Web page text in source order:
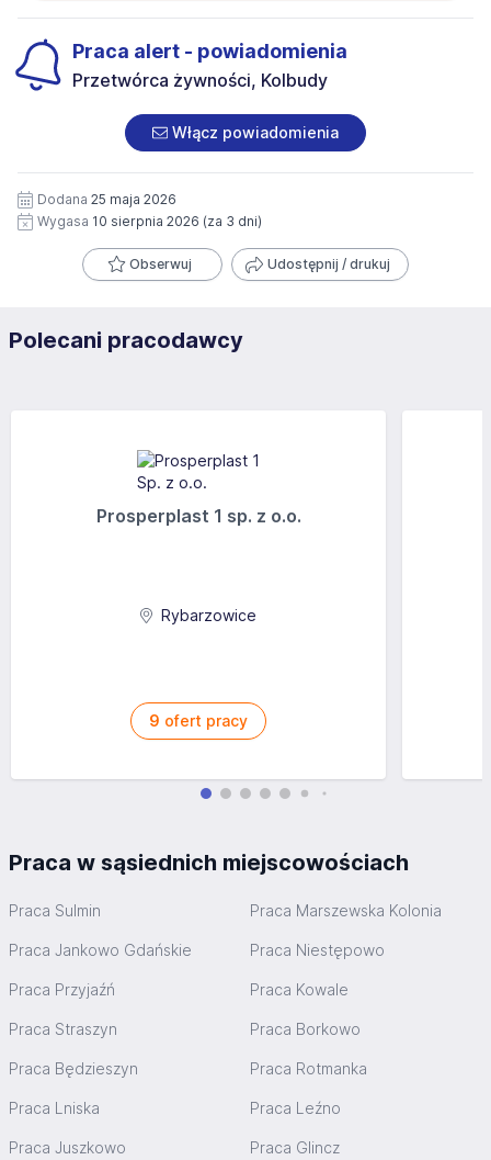
Praca alert - powiadomienia
Przetwórca żywności, Kolbudy
Włącz powiadomienia
Dodana 25 maja 2026
Wygasa 10 sierpnia 2026 (za 3 dni)
Obserwuj Udostępnij / drukuj
Polecani pracodawcy
Prosperplast 1 sp. z o.o.
Rybarzowice
9 ofert pracy
Praca w sąsiednich miejscowościach
Praca Sulmin Praca Marszewska Kolonia
Praca Jankowo Gdańskie Praca Niestępowo
Praca Przyjaźń Praca Kowale
Praca Straszyn Praca Borkowo
Praca Będzieszyn Praca Rotmanka
Praca Lniska Praca Leźno
Praca Juszkowo Praca Glincz